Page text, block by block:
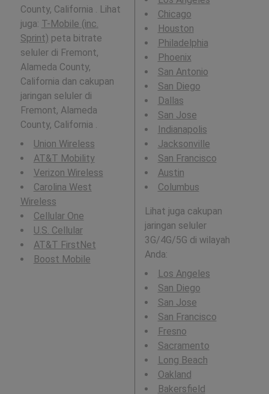
County, California . Lihat
juga: T-Mobile (inc.
Sprint) peta bitrate
seluler di Fremont,
Alameda County,
California dan cakupan
jaringan seluler di
Fremont, Alameda
County, California .
Union Wireless
AT&T Mobility
Verizon Wireless
Carolina West
Wireless
Cellular One
U.S. Cellular
AT&T FirstNet
Boost Mobile
Chicago
Houston
Philadelphia
Phoenix
San Antonio
San Diego
Dallas
San Jose
Indianapolis
Jacksonville
San Francisco
Austin
Columbus
Lihat juga cakupan
jaringan seluler
3G/4G/5G di wilayah
Anda:
Los Angeles
San Diego
San Jose
San Francisco
Fresno
Sacramento
Long Beach
Oakland
Bakersfield